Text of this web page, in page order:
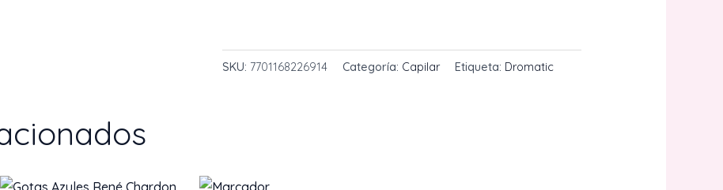
Laxios
Acrilato
SKU: 7701168226914 Categoría: Capilar Etiqueta: Dromatic